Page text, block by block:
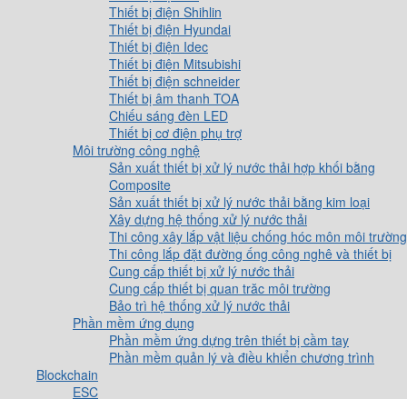
Thiết bị điện Shihlin
Thiết bị điện Hyundai
Thiết bị điện Idec
Thiết bị điện Mitsubishi
Thiết bị điện schneider
Thiết bị âm thanh TOA
Chiếu sáng đèn LED
Thiết bị cơ điện phụ trợ
Môi trường công nghệ
Sản xuất thiết bị xử lý nước thải hợp khối bằng
Composite
Sản xuất thiết bị xử lý nước thải bằng kim loại
Xây dựng hệ thống xử lý nước thải
Thi công xây lắp vật liệu chống hóc môn môi trường
Thi công lắp đặt đường ống công nghê và thiết bị
Cung cấp thiết bị xử lý nước thải
Cung cấp thiết bị quan trăc môi trường
Bảo trì hệ thống xử lý nước thải
Phần mềm ứng dụng
Phần mềm ứng dựng trên thiết bị cầm tay
Phần mềm quản lý và điều khiển chương trình
Blockchain
ESC